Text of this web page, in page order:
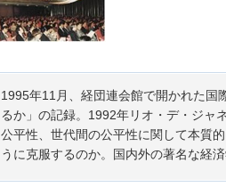
1995年11月、経団連会館で開かれた
るか」の記録。1992年リオ・デ・ジャ
公平性、世代間の公平性に関して本質
うに克服するのか。国内外の著名な経